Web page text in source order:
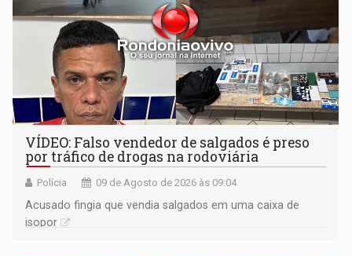
VÍDEO: Falso vendedor de salgados é preso
por tráfico de drogas na rodoviária
Polícia 09 de Agosto de 2026 às 09:04
Acusado fingia que vendia salgados em uma caixa de
isopor